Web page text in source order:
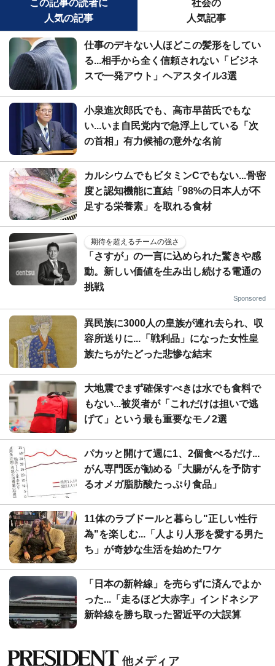
この記事の読者に
人気の記事
社会の
人気記事
仕事のデキない人ほどこの髪形をしてい
る...相手から全く信頼されない「ビジネ
スで一発アウト」ヘアスタイル3選
小泉進次郎氏でも、高市早苗氏でもな
い...いま自民党内で急浮上している「次
の首相」有力候補の意外な名前
カルシウムでもビタミンCでもない...骨密
度と認知機能に直結「98%の日本人が不
足する栄養素」を取れる食材
期待を超えるチームの強さ
「さすが」の一言に込められた驚きや感
動。新しい価値を生み出し続ける電通の
挑戦
Sponsored
異民族に3000人の皇族が連れ去られ、収
容所送りに...「戦利品」になった女性皇
族たちがたどった悲惨な結末
大地震でまず確保すべきは水でも食料で
もない...被災者が「これだけは担いで逃
げて」という最も重要なモノ2選
パカッと開けて週に1、2個食べるだけ...
がん専門医が勧める「大腸がんを予防す
るオメガ脂肪酸たっぷり食品」
11体のラブドールと暮らし"正しい性行
為"を楽しむ...「人より人形を愛する男た
ち」が奇妙な生活を始めたワケ
「日本の新幹線」を売らずに済んでよか
った...「走るほど大赤字」インドネシア
新幹線を勝ち取った習近平の大誤算